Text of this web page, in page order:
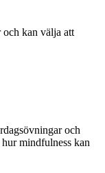
kan välja att
och
mindfulness kan